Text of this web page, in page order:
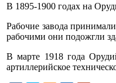
В 1895-1900 годах на
Рабочие завода
рабочими они подожгли
В марте 1918 года
артиллерийское